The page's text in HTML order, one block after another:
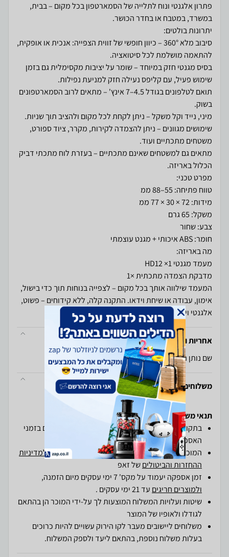
פתרון אלגנטי ונוח לתלייה של הסמארטפון בכל מקום – בבית,
סיבוב מלא 360° – כיוון חופשי של זווית הצפייה: אנכית או אופקית,
בסיס מגנטי חזק במיוחד – שומר על יציבות מקסימלית גם בזמן
תואם לטלפונים בגודל 4.5–7 אינץ' – מתאים לרוב הסמארטפונים
שימושים מגוונים – ניתן להצמדה לקירות, מקרר, ציוד ספורט,
מתאים גם למשטחים שאינם מתכתיים – בעזרת לוח מתכתי דביק
המעמד שילווה אותך בכל מקום – לצפייה בנוחות תוך כדי בישול,
אימון, עבודה או שיחת וידאו. התקנה קלה, ללא קידוחים – פשוט,
אלגנטי ויעיל
אחריות ויבואן
שם נותן האחריות: SmartCase
משלוחים והחזרות
תנאי משלוחים והחזרות ב-zap
בתקופת חגים ייתכנו עומסים חריגים וכן עיכובים קלים בזמני
האספקה.
המוכרים בזאפסטור מחויביםלמדיניות המשלוחים, ולמדיניות
ההחזרות והביטוליםשל זאפ
זמן אספקה יעמוד על מקס' 7 ימי עסקים מיום הזמנה,
ולמוצרים חריגים עד 21 ימי עסקים .
שיטות ועלויות המשלוח המוצעות לך על-ידי המוכר הן בהתאם
לגודלו ולאופיו של המוצר
משלוחים ליישובים מעבר לקו הירוק עשויים להיות כרוכים
בעלות משלוח נוספת, בהתאם ליעד ולספק המשלוח.